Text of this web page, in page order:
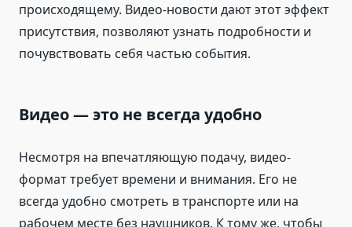
происходящему. Видео-новости дают этот эффект
присутствия, позволяют узнать подробности и
почувствовать себя частью события.
Видео — это не всегда удобно
Несмотря на впечатляющую подачу, видео-
формат требует времени и внимания. Его не
всегда удобно смотреть в транспорте или на
рабочем месте без наушников. К тому же, чтобы